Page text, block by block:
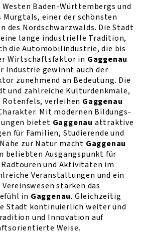
Baden-Württembergs und
Murgtals, einer der schönsten
des Nordschwarzwalds. Die Stadt
lange industrielle Tradition,
die Automobilindustrie, die bis
Wirtschaftsfaktor in Gaggenau
Industrie gewinnt auch der
zunehmend an Bedeutung. Die
und zahlreiche Kulturdenkmale,
Rotenfels, verleihen Gaggenau
Mit modernen Bildungs-
bietet Gaggenau attraktive
für Familien, Studierende und
zur Natur macht Gaggenau
beliebten Ausgangspunkt für
Radtouren und Aktivitäten im
Veranstaltungen und ein
stärken das
in Gaggenau. Gleichzeitig
Stadt kontinuierlich weiter und
und Innovation auf
Weise.